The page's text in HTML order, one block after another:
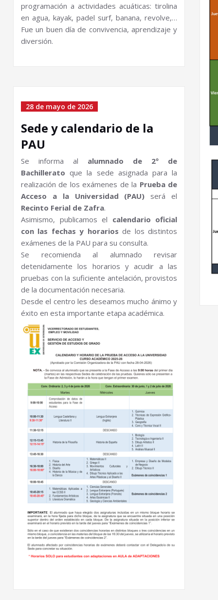
programación a actividades acuáticas: tirolina
en agua, kayak, padel surf, banana, revolve,…
Fue un buen día de convivencia, aprendizaje y
diversión.
28 de mayo de 2026
Sede y calendario de la
PAU
Se informa al alumnado de 2º de
Bachillerato que la sede asignada para la
realización de los exámenes de la Prueba de
Acceso a la Universidad (PAU) será el
Recinto Ferial de Zafra.
Asimismo, publicamos el calendario oficial
con las fechas y horarios de los distintos
exámenes de la PAU para su consulta.
Se recomienda al alumnado revisar
detenidamente los horarios y acudir a las
pruebas con la suficiente antelación, provistos
de la documentación necesaria.
Desde el centro les deseamos mucho ánimo y
éxito en esta importante etapa académica.